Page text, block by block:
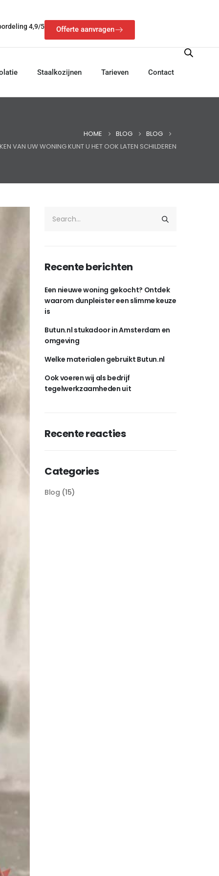
4,9/5 Offerte aanvragen
Staalkozijnen Tarieven Contact
HOME BLOG
BLOG
VAN UW WONING KUNT U HET OOK LATEN SCHILDEREN
Recente berichten
Een nieuwe woning gekocht? Ontdek
waarom dunpleister een slimme keuze
is
Butun.nl stukadoor in Amsterdam en
omgeving
Welke materialen gebruikt Butun.nl
Ook voeren wij als bedrijf
tegelwerkzaamheden uit
Recente reacties
Categories
Blog (15)